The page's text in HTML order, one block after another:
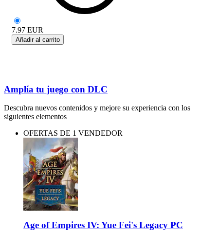
7.97 EUR
Añadir al carrito
Amplía tu juego con DLC
Descubra nuevos contenidos y mejore su experiencia con los
siguientes elementos
OFERTAS DE 1 VENDEDOR
Age of Empires IV: Yue Fei's Legacy PC